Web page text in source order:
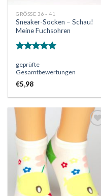
GRÖSSE 36 - 41
Sneaker-Socken – Schau!
Meine Fuchsohren
mit5.00
von 5
geprüfte
Gesamtbewertungen
€5,98
Wunschliste